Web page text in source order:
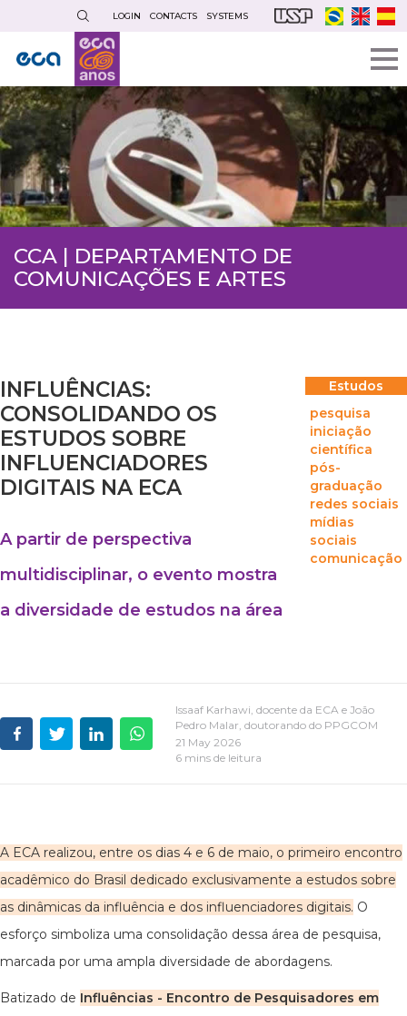
main
content
LOGIN CONTACTS SYSTEMS
CCA | DEPARTAMENTO DE
COMUNICAÇÕES E ARTES
INFLUÊNCIAS:
CONSOLIDANDO OS
ESTUDOS SOBRE
INFLUENCIADORES
DIGITAIS NA ECA
A partir de perspectiva
multidisciplinar, o evento mostra
a diversidade de estudos na área
Estudos
pesquisa
iniciação
científica
pós-
graduação
redes sociais
mídias
sociais
comunicação
Issaaf Karhawi, docente da ECA e João
Pedro Malar, doutorando do PPGCOM
21 May 2026
6 mins de leitura
A ECA realizou, entre os dias 4 e 6 de maio, o primeiro encontro
acadêmico do Brasil dedicado exclusivamente a estudos sobre
as dinâmicas da influência e dos influenciadores digitais. O
esforço simboliza uma consolidação dessa área de pesquisa,
marcada por uma ampla diversidade de abordagens.
Batizado de Influências - Encontro de Pesquisadores em